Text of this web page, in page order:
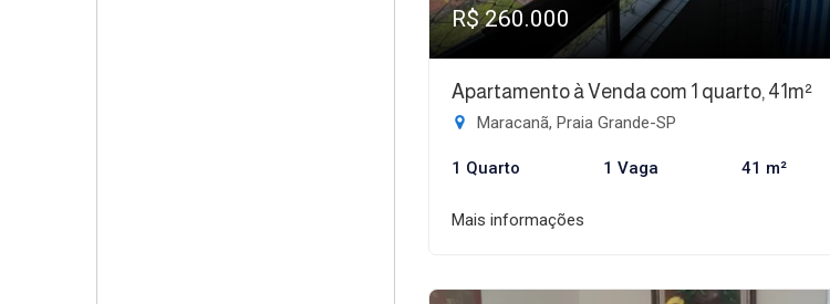
R$ 260.000
Apartamento à Venda com 1 quarto, 41m²
Maracanã, Praia Grande-SP
1 Quarto 1 Vaga 41 m²
Mais informações